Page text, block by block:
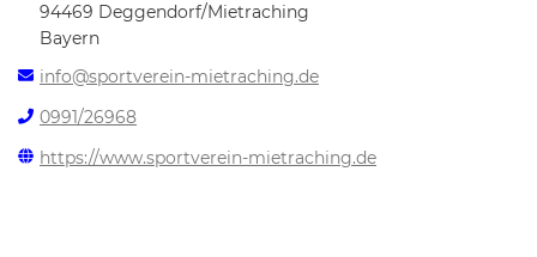
94469 Deggendorf/Mietraching
Bayern
info@sportverein-mietraching.de
0991/26968
https://www.sportverein-mietraching.de